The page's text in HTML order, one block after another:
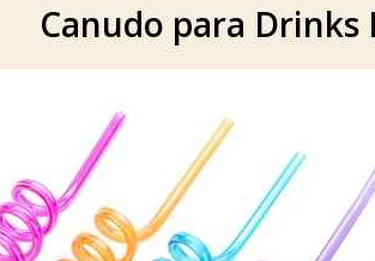
Canudo para Drinks